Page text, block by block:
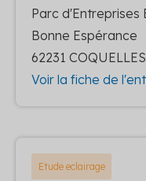
Parc d'Entreprises
Bonne Espérance
62231 COQUELLES
Voir la fiche de
Etude eclairage